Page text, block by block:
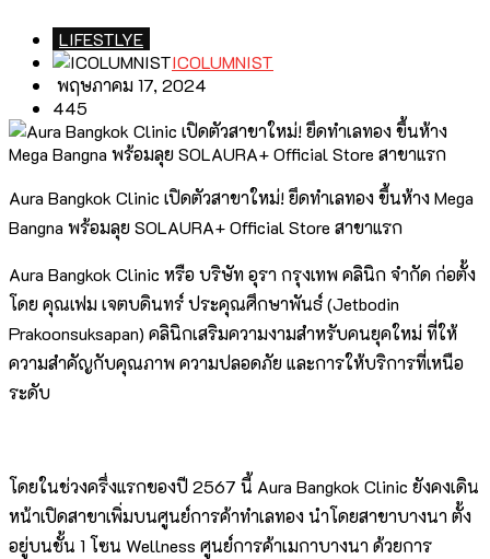
LIFESTLYE
ICOLUMNIST
พฤษภาคม 17, 2024
445
Aura Bangkok Clinic เปิดตัวสาขาใหม่! ยึดทำเลทอง ขึ้นห้าง Mega
Bangna พร้อมลุย SOLAURA+ Official Store สาขาแรก
Aura Bangkok Clinic หรือ บริษัท อุรา กรุงเทพ คลินิก จำกัด ก่อตั้ง
โดย คุณเฟม เจตบดินทร์ ประคุณศึกษาพันธ์ (Jetbodin
Prakoonsuksapan) คลินิกเสริมความงามสำหรับคนยุคใหม่ ที่ให้
ความสำคัญกับคุณภาพ ความปลอดภัย และการให้บริการที่เหนือ
ระดับ
โดยในช่วงครึ่งแรกของปี 2567 นี้ Aura Bangkok Clinic ยังคงเดิน
หน้าเปิดสาขาเพิ่มบนศูนย์การค้าทำเลทอง นำโดยสาขาบางนา ตั้ง
อยู่บนชั้น 1 โซน Wellness ศูนย์การค้าเมกาบางนา ด้วยการ